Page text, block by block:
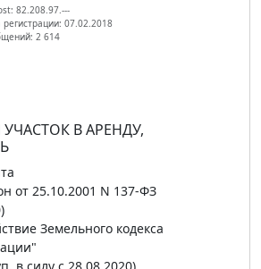
82.208.97.---
регистрации: 07.02.2018
2 614
В АРЕНДУ,
от 25.10.2001 N 137-ФЗ
Земельного кодекса